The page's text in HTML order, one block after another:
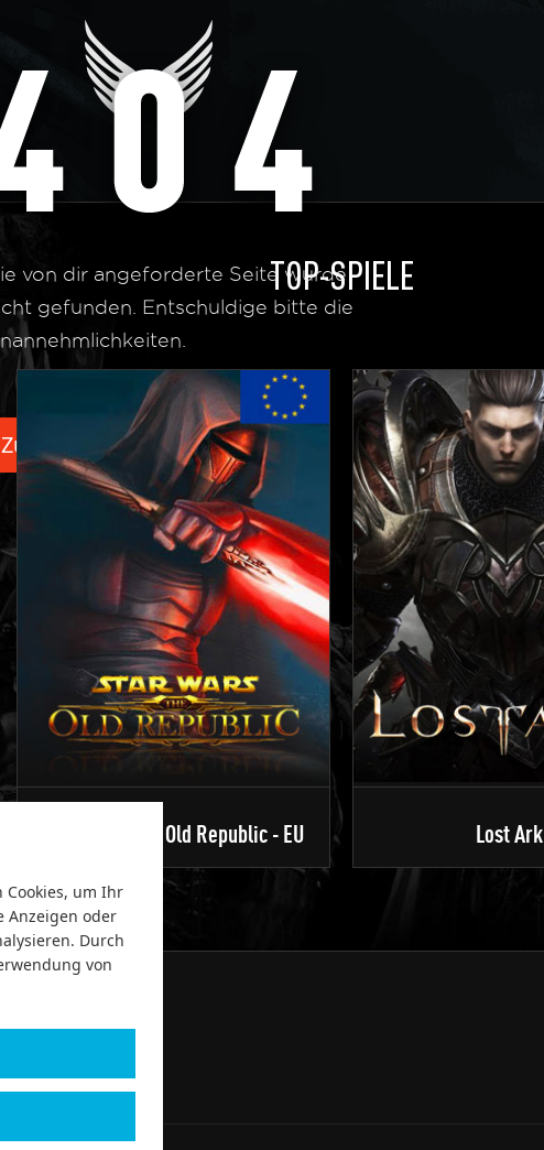
von dir angeforderte Seite wurde
gefunden. Entschuldige bitte die
Zurück zur Startseite
TOP-SPIELE
Star Wars The Old Republic - EU Lost Ark
um Ihr
Anzeigen oder
Durch
von
seit 2004